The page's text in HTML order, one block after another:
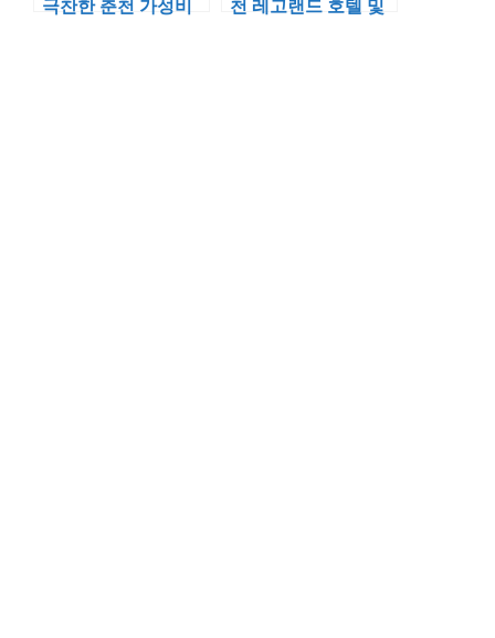
극찬한 춘천 가성비
천 레고랜드 호텔 및